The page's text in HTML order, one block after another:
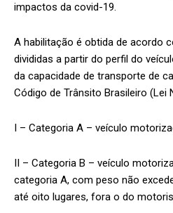
impactos da covid-19.
A habilitação é obtida de acordo
divididas a partir do perfil do
da capacidade de transporte de
Código de Trânsito Brasileiro (Lei
I – Categoria A – veículo
II – Categoria B – veículo
categoria A, com peso não
até oito lugares, fora o do